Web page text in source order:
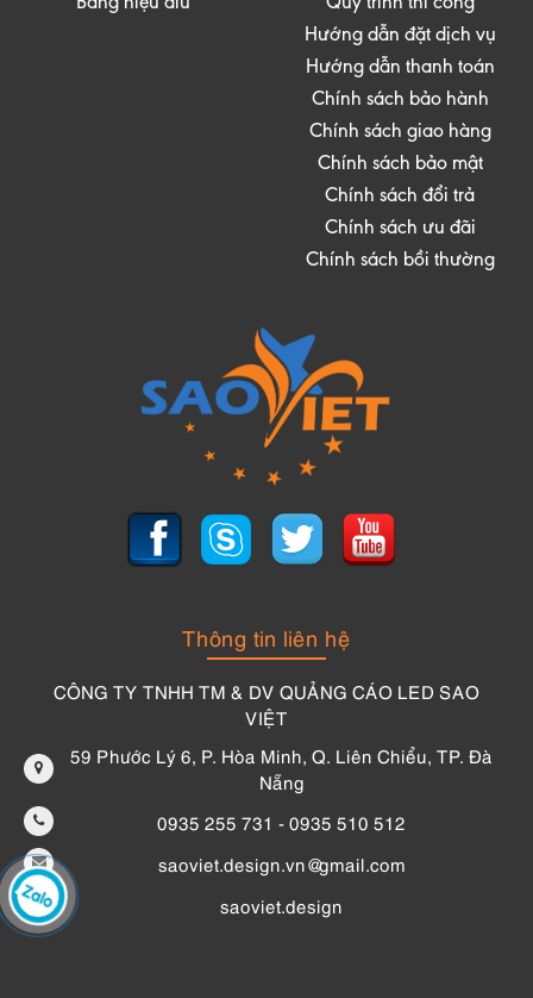
Bảng hiệu alu
Quy trình thi công
Hướng dẫn đặt dịch vụ
Hướng dẫn thanh toán
Chính sách bảo hành
Chính sách giao hàng
Chính sách bảo mật
Chính sách đổi trả
Chính sách ưu đãi
Chính sách bồi thường
Thông tin liên hệ
CÔNG TY TNHH TM & DV QUẢNG CÁO LED SAO
VIỆT
59 Phước Lý 6, P. Hòa Minh, Q. Liên Chiểu, TP. Đà
Nẵng
0935 255 731 - 0935 510 512
saoviet.design.vn@gmail.com
saoviet.design